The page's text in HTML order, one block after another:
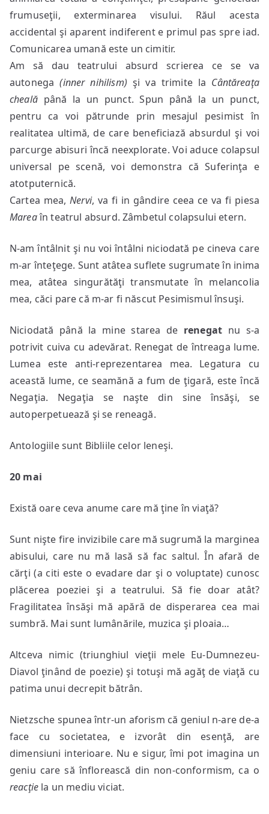
frumuseţii, exterminarea visului. Răul acesta
accidental şi aparent indiferent e primul pas spre iad.
Comunicarea umană este un cimitir.
Am să dau teatrului absurd scrierea ce se va
autonega(inner nihilism) şi va trimite la Cântăreaţa
cheală până la un punct. Spun până la un punct,
pentru ca voi pătrunde prin mesajul pesimist în
realitatea ultimă, de care beneficiază absurdul şi voi
parcurge abisuri încă neexplorate. Voi aduce colapsul
universal pe scenă, voi demonstra că Suferinţa e
atotputernică.
Cartea mea,Nervi, va fi in gândire ceea ce va fi piesa
Mareaîn teatrul absurd. Zâmbetul colapsului etern.
N-am întâlnit şi nu voi întâlni niciodată pe cineva care
m-ar înteţege. Sunt atâtea suflete sugrumate în inima
mea, atâtea singurătăţi transmutate în melancolia
mea, căci pare că m-ar fi născut Pesimismul însuşi.
Niciodată până la mine starea de renegat nu s-a
potrivit cuiva cu adevărat. Renegat de întreaga lume.
Lumea este anti-reprezentarea mea. Legatura cu
această lume, ce seamănă a fum de ţigară, este încă
Negaţia. Negaţia se naşte din sine însăşi, se
autoperpetuează şi se reneagă.
Antologiile sunt Bibliile celor leneşi.
20 mai
Există oare ceva anume care mă ţine în viaţă?
Sunt nişte fire invizibile care mă sugrumă la marginea
abisului, care nu mă lasă să fac saltul. În afară de
cărţi (a citi este o evadare dar şi o voluptate) cunosc
plăcerea poeziei şi a teatrului. Să fie doar atât?
Fragilitatea însăşi mă apără de disperarea cea mai
sumbră. Mai sunt lumânările, muzica şi ploaia…
Altceva nimic (triunghiul vieţii mele Eu-Dumnezeu-
Diavol ţinând de poezie) şi totuşi mă agăţ de viaţă cu
patima unui decrepit bătrân.
Nietzsche spunea într-un aforism că geniul n-are de-a
face cu societatea, e izvorât din esenţă, are
dimensiuni interioare. Nu e sigur, îmi pot imagina un
geniu care să înflorească din non-conformism, ca o
reacţie la un mediu viciat.